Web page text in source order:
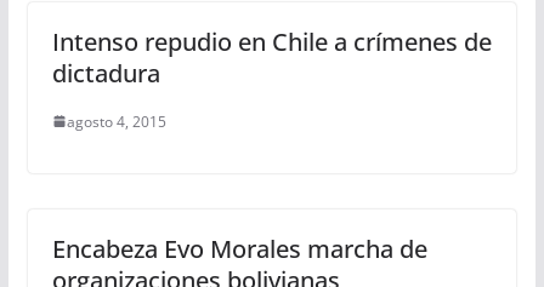
Intenso repudio en Chile a crímenes de
dictadura
agosto 4, 2015
Encabeza Evo Morales marcha de
organizaciones bolivianas